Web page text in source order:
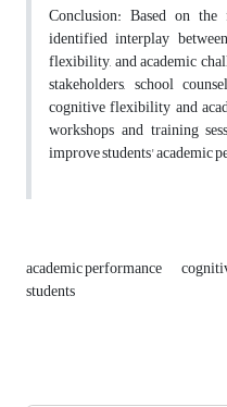
Conclusion: Based on
identified interplay
flexibility, and academic
stakeholders, school
cognitive flexibility and
workshops and training
improve students' academic
academic performance
students